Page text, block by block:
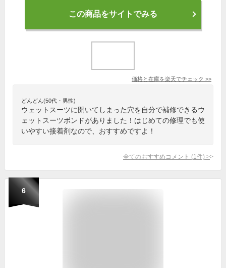
この商品をサイトでみる
価格と在庫を楽天でチェック >>
どんどん(50代・男性)
ウェットスーツに開いてしまった穴を自分で補修できるウ
ェットスーツボンドがありました！はじめての修理でも使
いやすい接着剤なので、おすすめですよ！
全てのおすすめコメント (1 件) >
6